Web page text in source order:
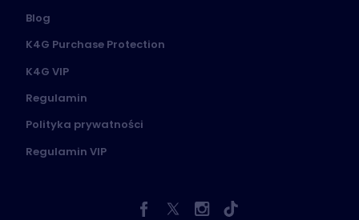
Blog
K4G Purchase Protection
K4G VIP
Regulamin
Polityka prywatności
Regulamin VIP